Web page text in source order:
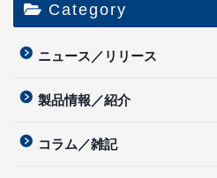
Category
ニュース／リリース
製品情報／紹介
コラム／雑記